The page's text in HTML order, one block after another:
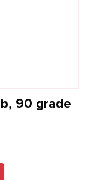
90 grade
grade